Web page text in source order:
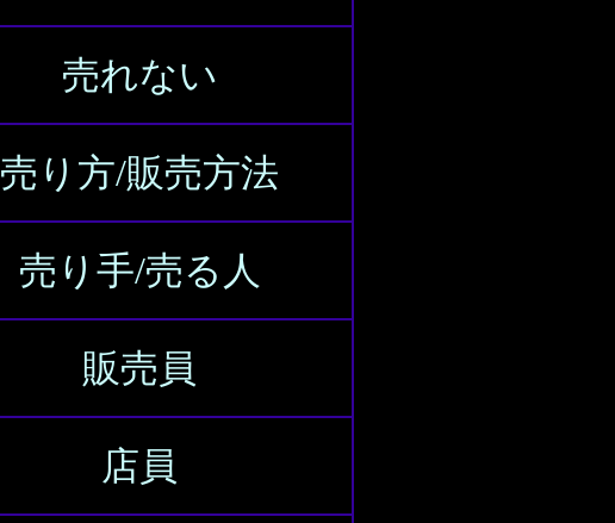
売れない
売り方/販売方法
売り手/売る人
販売員
店員